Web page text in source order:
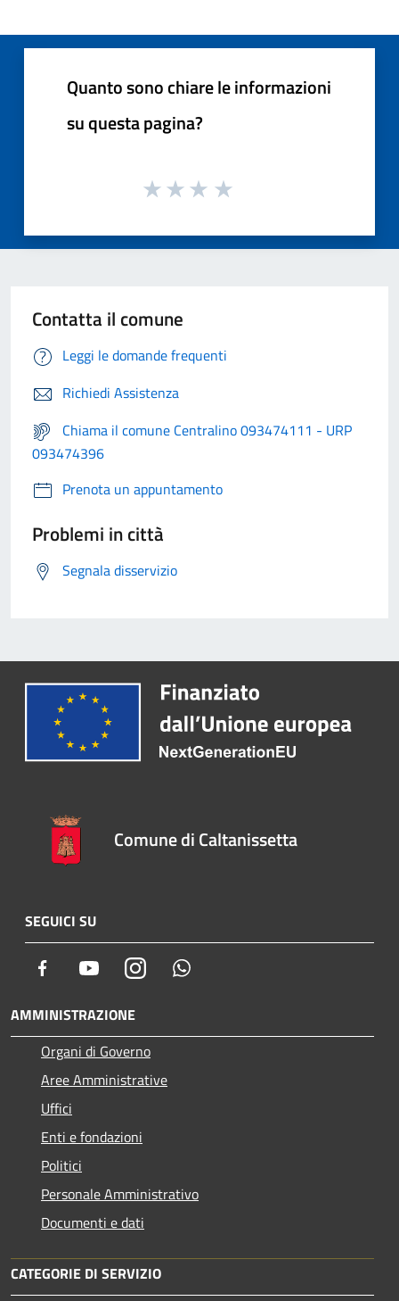
Quanto sono chiare le informazioni
su questa pagina?
Contatta il comune
Leggi le domande frequenti
Richiedi Assistenza
Chiama il comune Centralino 093474111 - URP
093474396
Prenota un appuntamento
Problemi in città
Segnala disservizio
Comune di Caltanissetta
SEGUICI SU
Facebook YoutubeInstagram
AMMINISTRAZIONE
Organi di Governo
Aree Amministrative
Uffici
Enti e fondazioni
Politici
Personale Amministrativo
Documenti e dati
CATEGORIE DI SERVIZIO